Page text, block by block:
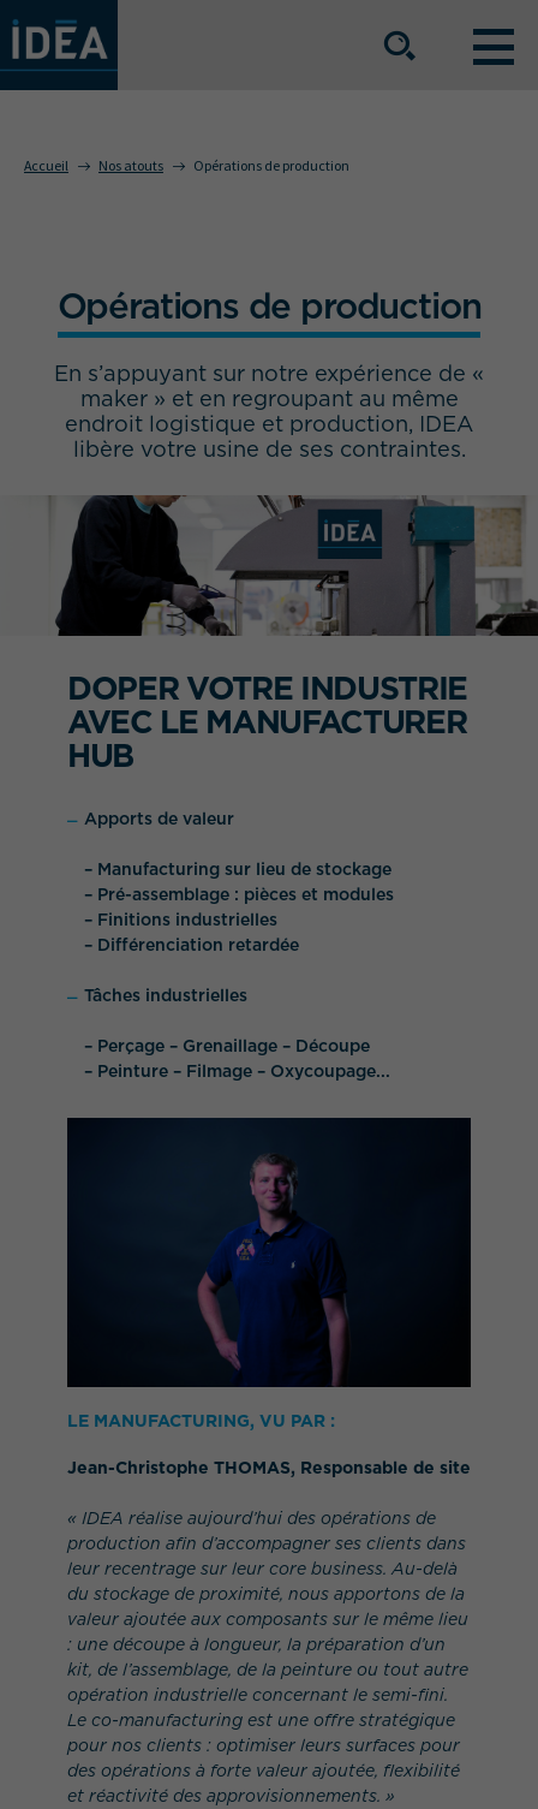
Le groupe
L’info IDEA
Nos implantations
Contact
QUEL EST VOTRE BESOIN ?
NOS SECTEURS D'ACTIVITÉ
Accueil Nos atouts Opérations de production
Opérations de production
En s’appuyant sur notre expérience de «
maker » et en regroupant au même
endroit logistique et production, IDEA
libère votre usine de ses contraintes.
DOPER VOTRE INDUSTRIE
AVEC LE MANUFACTURER
HUB
Apports de valeur
– Manufacturing sur lieu de stockage
– Pré-assemblage : pièces et modules
– Finitions industrielles
– Différenciation retardée
Tâches industrielles
– Perçage – Grenaillage – Découpe
– Peinture – Filmage – Oxycoupage...
LE MANUFACTURING, VU PAR :
Jean-Christophe THOMAS, Responsable de site
« IDEA réalise aujourd’hui des opérations de
production afin d’accompagner ses clients dans
leur recentrage sur leur core business. Au-delà
du stockage de proximité, nous apportons de la
valeur ajoutée aux composants sur le même lieu
: une découpe à longueur, la préparation d’un
kit, de l’assemblage, de la peinture ou tout autre
opération industrielle concernant le semi-fini.
Le co-manufacturing est une offre stratégique
pour nos clients : optimiser leurs surfaces pour
des opérations à forte valeur ajoutée, flexibilité
et réactivité des approvisionnements. »